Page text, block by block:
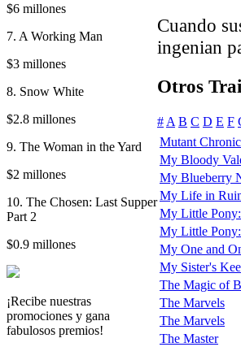
$6 millones
7. A Working Man
$3 millones
8. Snow White
$2.8 millones
9. The Woman in the Yard
$2 millones
10. The Chosen: Last Supper
Part 2
$0.9 millones
¡Recibe nuestras
promociones y gana
fabulosos premios!
Cuando
ingenian
Otros
#A B C D E F
Mutant
My Bloody
My Blueberry
My Life in
My Little
My Little Pony:
My One and
My Sister's
The Magic of
The Marvels
The Marvels
The Master